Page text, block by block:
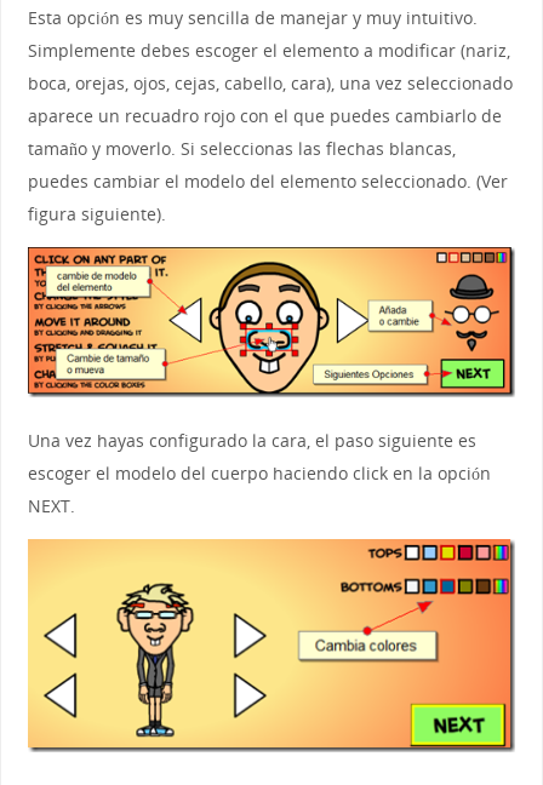
Esta opción es muy sencilla de manejar y muy intuitivo.
Simplemente debes escoger el elemento a modificar (nariz,
boca, orejas, ojos, cejas, cabello, cara), una vez seleccionado
aparece un recuadro rojo con el que puedes cambiarlo de
tamaño y moverlo. Si seleccionas las flechas blancas,
puedes cambiar el modelo del elemento seleccionado. (Ver
figura siguiente).
Una vez hayas configurado la cara, el paso siguiente es
escoger el modelo del cuerpo haciendo click en la opción
NEXT.